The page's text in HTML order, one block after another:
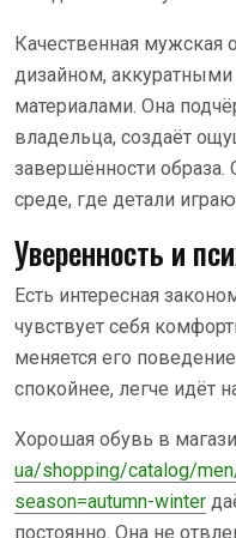
Качественная мужская
дизайном,
материалами. Она
владельца, создаёт
завершённости
среде, где детали
Уверенность и
Есть интересная
чувствует себя
меняется его
спокойнее, легче идёт
Хорошая обувь в
ua/shopping/catalog/
season=autumn-winter
постоянно. Она не